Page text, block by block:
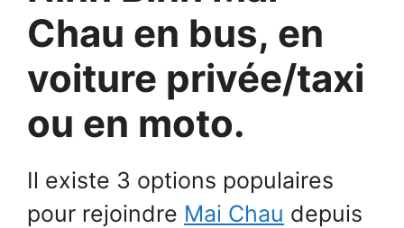
Chau en bus, en
voiture privée/taxi
ou en moto.
Il existe 3 options populaires
pour rejoindre Mai Chau depuis